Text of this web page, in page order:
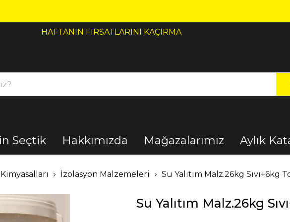
HAFTANIN FIRSATLARINI KAÇIRMA
Bahçe Banyo Boya
El Aletleri
Elektrik
Elektrikli
Seçtik Hakkımızda Mağazalarımız Aylık
İzolasyon Malzemeleri Su Yalıtım Malz.26kg Sıvı+6kg
Su Yalıtım Malz.26kg